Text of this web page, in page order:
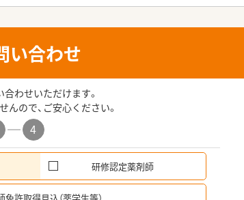
い合わせ
わせいただけます。
ので、ご安心ください。
4
研修認定薬剤師